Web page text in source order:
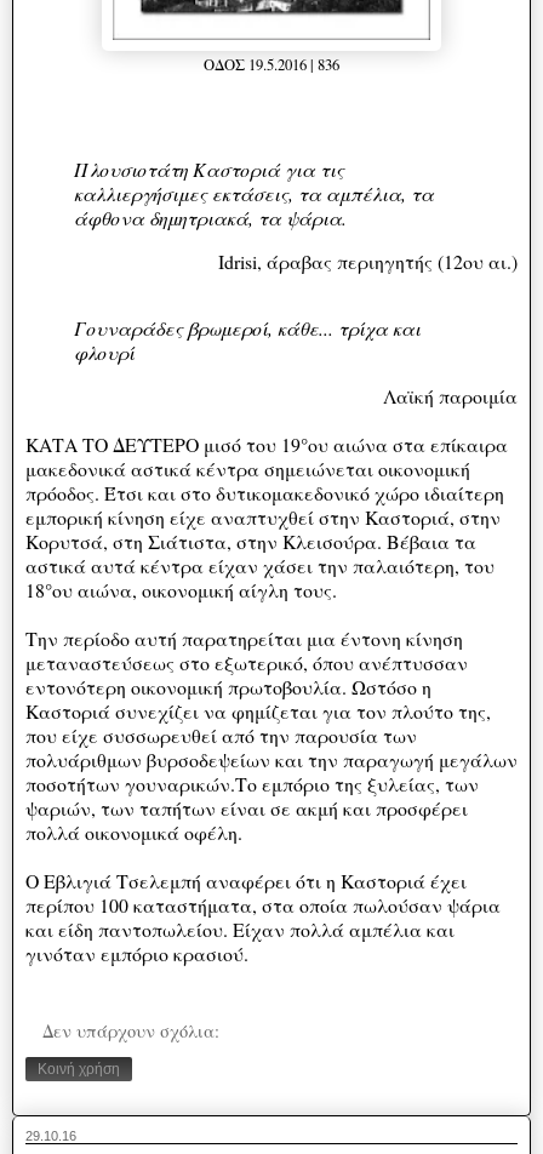
ΟΔΟΣ 19.5.2016 | 836
Πλουσιοτάτη Καστοριά για τις
καλλιεργήσιμες εκτάσεις, τα αμπέλια, τα
άφθονα δημητριακά, τα ψάρια.
Idrisi, άραβας περιηγητής (12ου αι.)
Γουναράδες βρωμεροί, κάθε... τρίχα και
φλουρί
Λαϊκή παροιμία
ΚΑΤΑ ΤΟ ΔΕΥΤΕΡΟ μισό του 19°ου αιώνα στα επίκαιρα
μακεδονικά αστικά κέντρα σημειώνεται οικονομική
πρόοδος. Έτσι και στο δυτικομακεδονικό χώρο ιδιαίτερη
εμπορική κίνηση είχε αναπτυχθεί στην Καστοριά, στην
Κορυτσά, στη Σιάτιστα, στην Κλεισούρα. Βέβαια τα
αστικά αυτά κέντρα είχαν χάσει την παλαιότερη, του
18°ου αιώνα, οικονομική αίγλη τους.
Την περίοδο αυτή παρατηρείται μια έντονη κίνηση
μεταναστεύσεως στο εξωτερικό, όπου ανέπτυσσαν
εντονότερη οικονομική πρωτοβουλία. Ωστόσο η
Καστοριά συνεχίζει να φημίζεται για τον πλούτο της,
που είχε συσσωρευθεί από την παρουσία των
πολυάριθμων βυρσοδεψείων και την παραγωγή μεγάλων
ποσοτήτων γουναρικών.Το εμπόριο της ξυλείας, των
ψαριών, των ταπήτων είναι σε ακμή και προσφέρει
πολλά οικονομικά οφέλη.
Ο Εβλιγιά Τσελεμπή αναφέρει ότι η Καστοριά έχει
περίπου 100 καταστήματα, στα οποία πωλούσαν ψάρια
και είδη παντοπωλείου. Είχαν πολλά αμπέλια και
γινόταν εμπόριο κρασιού.
Δεν υπάρχουν σχόλια:
Κοινή χρήση
29.10.16